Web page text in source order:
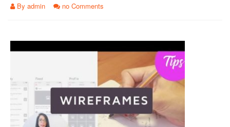
By admin no Comments